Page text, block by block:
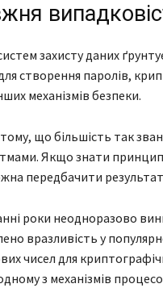
захисту даних
створення паролів,
механізмів безпеки.
що більшість так
Якщо знати
передбачити
роки неодноразово
вразливість у
чисел для
з механізмів